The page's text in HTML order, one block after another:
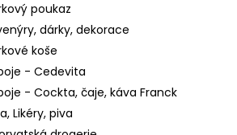
poukaz
dárky, dekorace
koše
- Cedevita
- Cockta, čaje, káva Franck
Likéry, piva
FRANCK CREMA 250G